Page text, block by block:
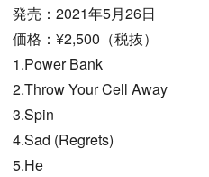
発売：2021年5月26日
価格：¥2,500（税抜）
1.Power Bank
2.Throw Your Cell Away
3.Spin
4.Sad (Regrets)
5.He